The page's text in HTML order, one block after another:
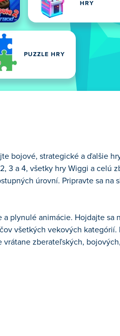
HRY
PUZZLE HRY
bojové, strategické a ďalšie
3 a 4, všetky hry Wiggi a celú
úrovní. Pripravte sa na
plynulé animácie. Hojdajte sa
všetkých vekových
zberateľských,